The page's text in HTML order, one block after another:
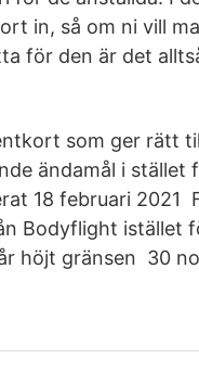
in, så om ni vill
för den är det
som ger rätt
ändamål i stället
18 februari 2021
Bodyflight istället
höjt gränsen 30